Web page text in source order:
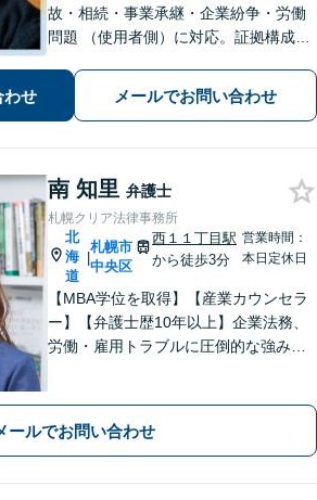
故・相続・事業承継・企業紛争・労働
問題 （使用者側）に対応。証拠構成か
略的解決 を一貫して支援する法律事務
わせ メールでお問い合わせ
南 知里 弁護士
札幌クリア法律事務所
北
海
道
|
札幌市
中央区
西１１丁目駅
から徒歩3分
営業時間：
本日定休日
【MBA学位を取得】【産業カウンセラ
ー】【弁護士歴10年以上】企業法務、
労働・雇用トラブルに圧倒的な強みあ
い説明【初回相談無料】
ールでお問い合わせ